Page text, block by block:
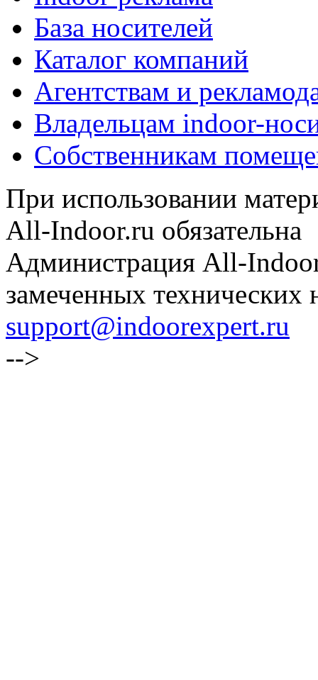
База носителей
Каталог компаний
Агентствам и
Владельцам indoor-
Собственникам
При использовании
All-Indoor.ru обязательна
Администрация All-
замеченных технических
support@indoorexpert.ru
-->